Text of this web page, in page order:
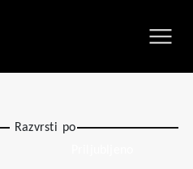
Razvrsti po